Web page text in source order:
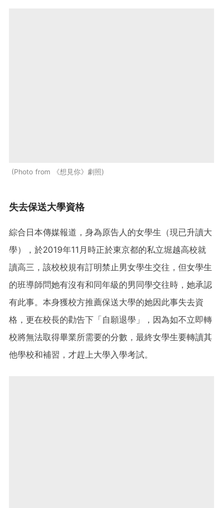
Photo from 《想見你》劇照
失去保送大學資格
綜合日本傳媒報道，身為原告人的女學生（現已升讀大
學），於2019年11月時正於東京都的私立堀越高校就
讀高三，該校校規有訂明禁止男女學生交往，但女學生
的班導師問她有沒有和同年級的男同學交往時，她承認
有此事。本身獲校方推薦保送大學的她因此事失去資
格，更在校長的勸告下「自願退學」，因為如不立即轉
校將無法取得畢業所需要的分數，最終女學生要轉讀其
他學校和補習，才趕上大學入學考試。